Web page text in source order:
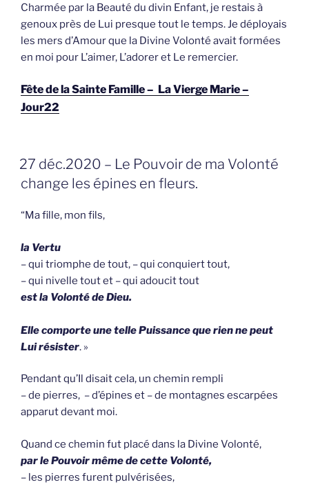
Charmée par la Beauté du divin Enfant, je restais à
genoux près de Lui presque tout le temps. Je déployais
les mers d’Amour que la Divine Volonté avait formées
en moi pour L’aimer, L’adorer et Le remercier.
Fête de la Sainte Famille – La Vierge Marie –
Jour22
GEPLAATST
OP
27 déc.2020 – Le Pouvoir de ma Volonté
change les épines en fleurs.
“Ma fille, mon fils,
la Vertu
– qui triomphe de tout, – qui conquiert tout,
– qui nivelle tout et – qui adoucit tout
est la Volonté de Dieu.
Elle comporte une telle Puissance que rien ne peut
Lui résister. »
Pendant qu’Il disait cela, un chemin rempli
– de pierres, – d’épines et – de montagnes escarpées
apparut devant moi.
Quand ce chemin fut placé dans la Divine Volonté,
par le Pouvoir même de cette Volonté,
– les pierres furent pulvérisées,